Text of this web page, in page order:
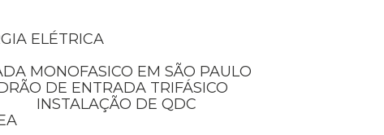
ELÉTRICA
MONOFASICO EM SÃO PAULO
DE ENTRADA TRIFÁSICO
INSTALAÇÃO DE QDC